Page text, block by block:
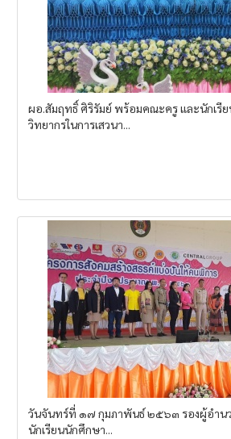
ผอ.สัมฤทธิ์ ศิริรัมย์ พร้อมคณะครู และนักเรีย
วิทยากรในการเสวนา...
วันจันทร์ที่ ๑๗ กุมภาพันธ์ ๒๕๖๓ รองผู้อำน
นักเรียนนักศึกษา...